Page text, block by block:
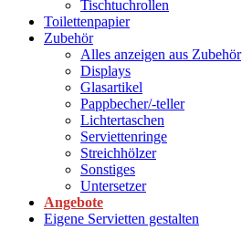
Tischtuchrollen
Toilettenpapier
Zubehör
Alles anzeigen aus Zubehör
Displays
Glasartikel
Pappbecher/-teller
Lichtertaschen
Serviettenringe
Streichhölzer
Sonstiges
Untersetzer
Angebote
Eigene Servietten gestalten